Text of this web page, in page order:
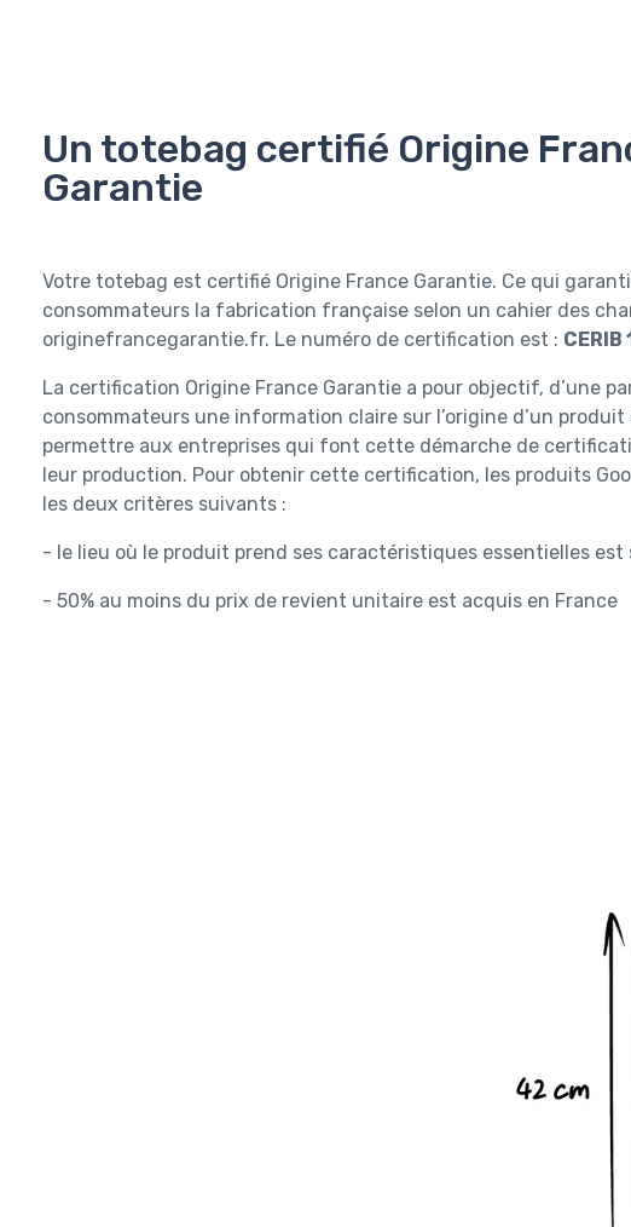
Un totebag certifié Origine
Garantie
Votre totebag est certifié Origine France Garantie. Ce qui
consommateurs la fabrication française selon un cahier des
originefrancegarantie.fr. Le numéro de certification est : CERIB
La certification Origine France Garantie a pour objectif, d’une
consommateurs une information claire sur l’origine d’un produit
permettre aux entreprises qui font cette démarche de
leur production. Pour obtenir cette certification, les produits
les deux critères suivants :
- le lieu où le produit prend ses caractéristiques essentielles est
- 50% au moins du prix de revient unitaire est acquis en France